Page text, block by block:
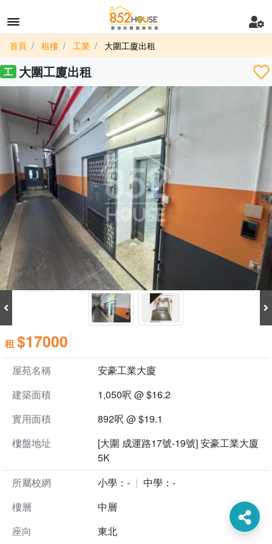
首頁 租樓 工業 大圍工廈出租
工 大圍工廈出租
租$17000
屋苑名稱
安豪工業大廈
建築面積
1,050呎 @ $16.2
實用面積
892呎 @ $19.1
樓盤地址
[大圍 成運路17號-19號] 安豪工業大廈
5K
所屬校網
小學：-
中學：-
樓層
中層
座向
東北